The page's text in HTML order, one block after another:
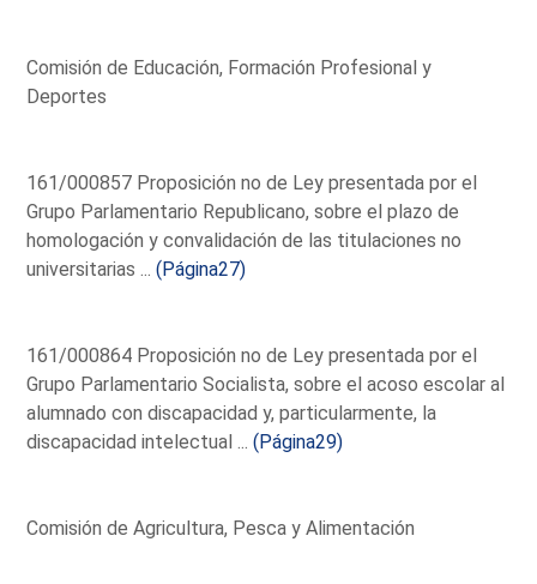
Comisión de Educación, Formación Profesional y
Deportes
161/000857 Proposición no de Ley presentada por el
Grupo Parlamentario Republicano, sobre el plazo de
homologación y convalidación de las titulaciones no
universitarias ...(Página27)
161/000864 Proposición no de Ley presentada por el
Grupo Parlamentario Socialista, sobre el acoso escolar al
alumnado con discapacidad y, particularmente, la
discapacidad intelectual ...(Página29)
Comisión de Agricultura, Pesca y Alimentación